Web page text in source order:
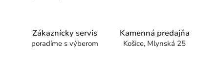
Zákaznícky servis
poradíme s výberom
Kamenná predajňa
Košice, Mlynská 25